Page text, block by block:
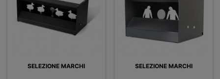
SELEZIONE MARCHI SELEZIONE MARCHI